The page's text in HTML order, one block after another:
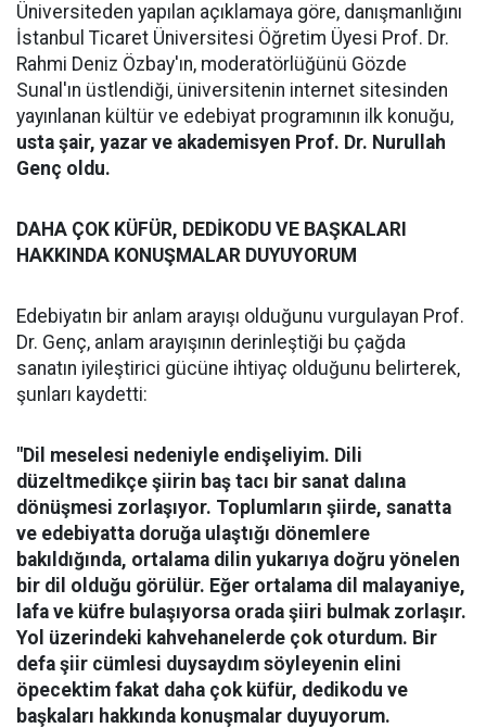
Üniversiteden yapılan açıklamaya göre, danışmanlığını
İstanbul Ticaret Üniversitesi Öğretim Üyesi Prof. Dr.
Rahmi Deniz Özbay'ın, moderatörlüğünü Gözde
Sunal'ın üstlendiği, üniversitenin internet sitesinden
yayınlanan kültür ve edebiyat programının ilk konuğu,
usta şair, yazar ve akademisyen Prof. Dr. Nurullah
Genç oldu.
DAHA ÇOK KÜFÜR, DEDİKODU VE BAŞKALARI
HAKKINDA KONUŞMALAR DUYUYORUM
Edebiyatın bir anlam arayışı olduğunu vurgulayan Prof.
Dr. Genç, anlam arayışının derinleştiği bu çağda
sanatın iyileştirici gücüne ihtiyaç olduğunu belirterek,
şunları kaydetti:
"Dil meselesi nedeniyle endişeliyim. Dili
düzeltmedikçe şiirin baş tacı bir sanat dalına
dönüşmesi zorlaşıyor. Toplumların şiirde, sanatta
ve edebiyatta doruğa ulaştığı dönemlere
bakıldığında, ortalama dilin yukarıya doğru yönelen
bir dil olduğu görülür. Eğer ortalama dil malayaniye,
lafa ve küfre bulaşıyorsa orada şiiri bulmak zorlaşır.
Yol üzerindeki kahvehanelerde çok oturdum. Bir
defa şiir cümlesi duysaydım söyleyenin elini
öpecektim fakat daha çok küfür, dedikodu ve
başkaları hakkında konuşmalar duyuyorum.